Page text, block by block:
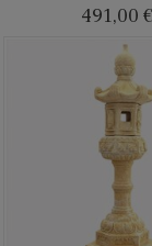
491,00 €